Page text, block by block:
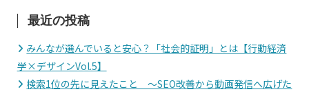
最近の投稿
みんなが選んでいると安心？「社会的証明」とは【行動経済
学×デザインVol.5】
検索1位の先に見えたこと 〜SEO改善から動画発信へ広げた